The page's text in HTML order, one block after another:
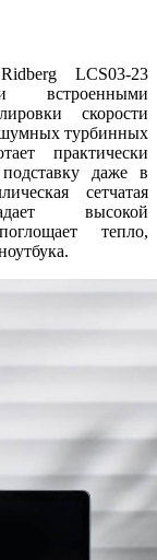
LCS03-23
встроенными
скорости
турбинных
практически
даже в
сетчатая
высокой
тепло,